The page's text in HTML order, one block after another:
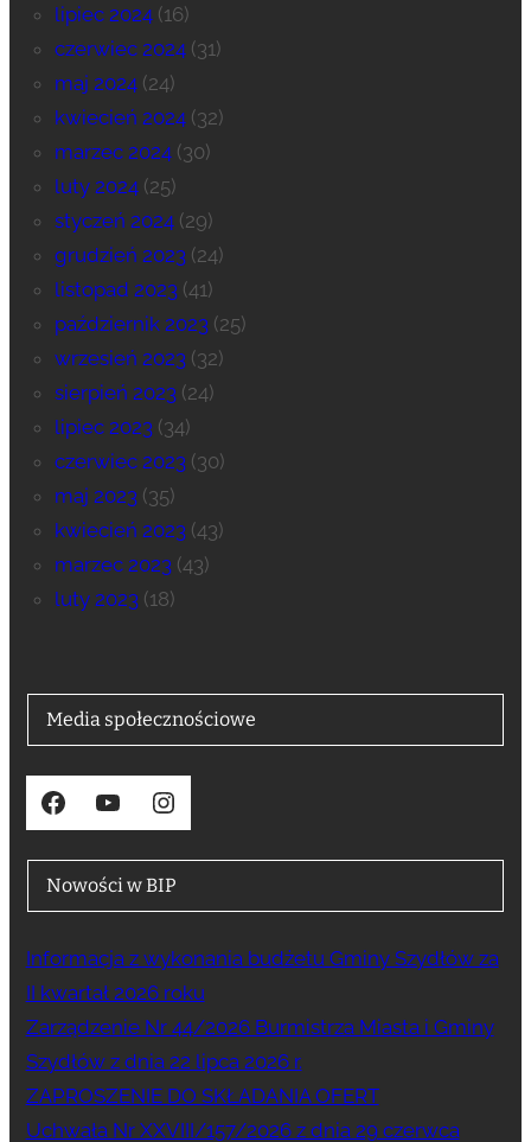
lipiec 2024(16)
czerwiec 2024(31)
maj 2024(24)
kwiecień 2024(32)
marzec 2024(30)
luty 2024(25)
styczeń 2024(29)
grudzień 2023 (24)
listopad 2023 (41)
październik 2023 (25)
wrzesień 2023 (32)
sierpień 2023 (24)
lipiec 2023 (34)
czerwiec 2023 (30)
maj 2023 (35)
kwiecień 2023 (43)
marzec 2023 (43)
luty 2023 (18)
Media społecznościowe
Facebook YouTube Instagram
Nowości w BIP
Informacja z wykonania budżetu Gminy Szydłów za
II kwartał 2026 roku
Zarządzenie Nr 44/2026 Burmistrza Miasta i Gminy
Szydłów z dnia 22 lipca 2026 r.
ZAPROSZENIE DO SKŁADANIA OFERT
Uchwała Nr XXVIII/157/2026 z dnia 29 czerwca